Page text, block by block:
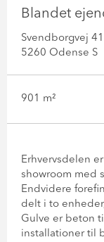
Blandet
Svendborgvej
5260 Odense S
901 m²
Erhvervsdelen
showroom med
Endvidere
delt i to
Gulve er beton
installationer til